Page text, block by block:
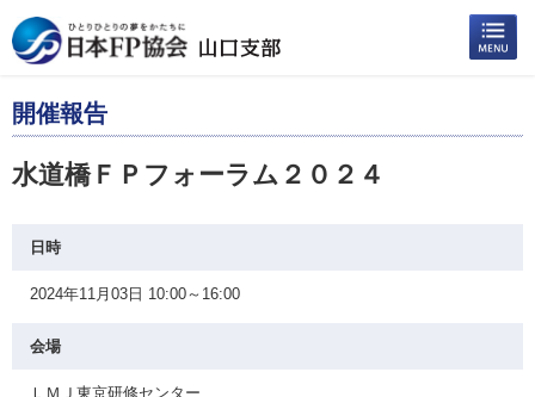
開催報告
水道橋ＦＰフォーラム２０２４
日時
2024年11月03日 10:00～16:00
会場
ＬＭＪ東京研修センター